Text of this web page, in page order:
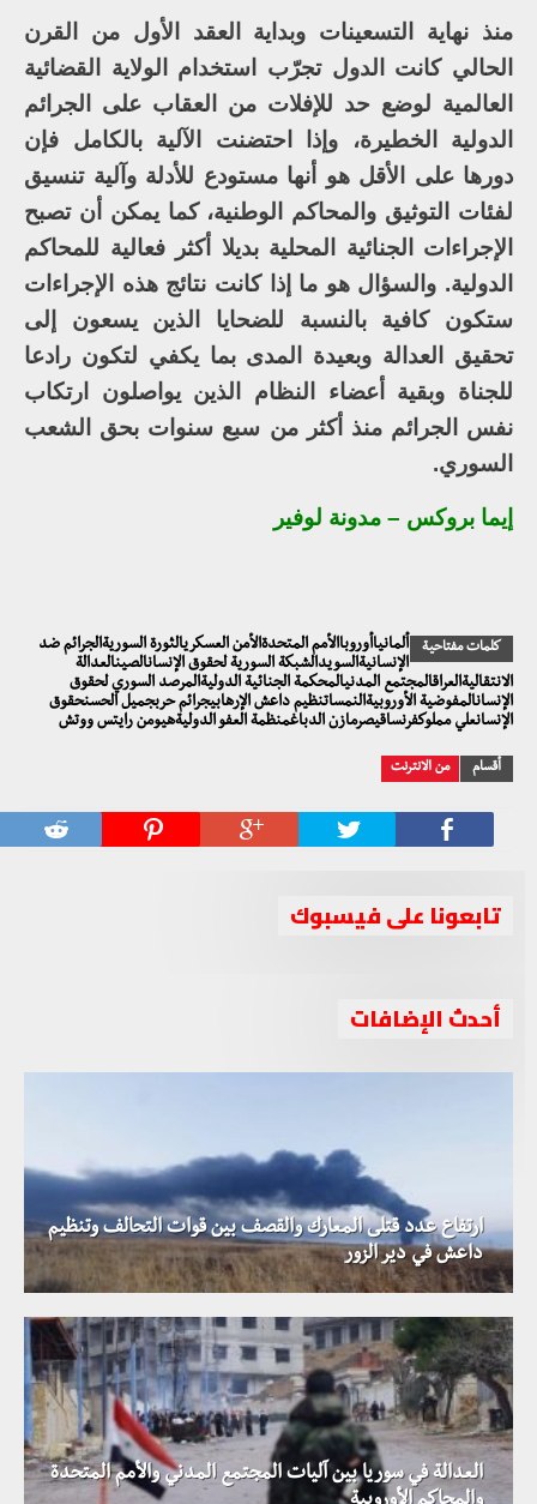
منذ نهاية التسعينات وبداية العقد الأول من القرن
الحالي كانت الدول تجرّب استخدام الولاية القضائية
العالمية لوضع حد للإفلات من العقاب على الجرائم
الدولية الخطيرة، وإذا احتضنت الآلية بالكامل فإن
دورها على الأقل هو أنها مستودع للأدلة وآلية تنسيق
لفئات التوثيق والمحاكم الوطنية، كما يمكن أن تصبح
الإجراءات الجنائية المحلية بديلا أكثر فعالية للمحاكم
الدولية. والسؤال هو ما إذا كانت نتائج هذه الإجراءات
ستكون كافية بالنسبة للضحايا الذين يسعون إلى
تحقيق العدالة وبعيدة المدى بما يكفي لتكون رادعا
للجناة وبقية أعضاء النظام الذين يواصلون ارتكاب
نفس الجرائم منذ أكثر من سبع سنوات بحق الشعب
السوري.
إيما بروكس – مدونة لوفير
كلمات مفتاحية
ألمانياأوروباالأمم المتحدةالأمن العسكريالثورة السوريةالجرائم ضد
الإنسانيةالسويدالشبكة السورية لحقوق الإنسانالصينالعدالة
الانتقاليةالعراقالمجتمع المدنيالمحكمة الجنائية الدوليةالمرصد السوري لحقوق
الإنسانالمفوضية الأوروبيةالنمساتنظيم داعش الإرهابيجرائم حربجميل الحسنحقوق
الإنسانعلي مملوكفرنساقيصرمازن الدباغمنظمة العفو الدوليةهيومن رايتس ووتش
أقسام من الانترنت
تابعونا على فيسبوك
أحدث الإضافات
ارتفاع عدد قتلى المعارك والقصف بين قوات التحالف وتنظيم
داعش في دير الزور
العدالة في سوريا بين آليات المجتمع المدني والأمم المتحدة